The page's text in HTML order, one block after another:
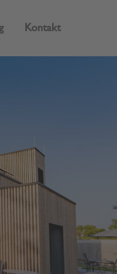
montes,
quam felis,
Kontakt